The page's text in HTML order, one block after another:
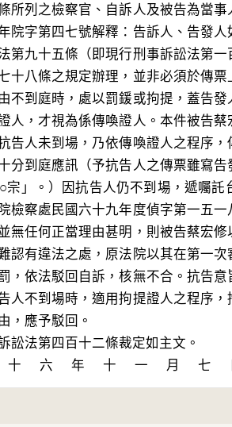
所列之檢察官、自訴人及被告為當
院字第四七號解釋：告訴人、告發
第九十五條（即現行刑事訴訟法第
十八條之規定辦理，並非必須於傳
不到庭時，處以罰鍰或拘提，蓋告
人，才視為係傳喚證人。本件被告
告人未到場，乃依傳喚證人之程序
分到庭應訊（予抗告人之傳票雖寫告
宗」。）因抗告人仍不到場，遞囑託
檢察處民國六十九年度偵字第一五
無任何正當理由甚明，則被告蔡宏
認有違法之處，原法院以其在第一
，依法駁回自訴，核無不合。抗告
人不到場時，適用拘提證人之程序
，應予駁回。
訟法第四百十二條裁定如主文。